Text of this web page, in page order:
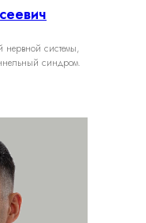
нервной системы,
синдром.